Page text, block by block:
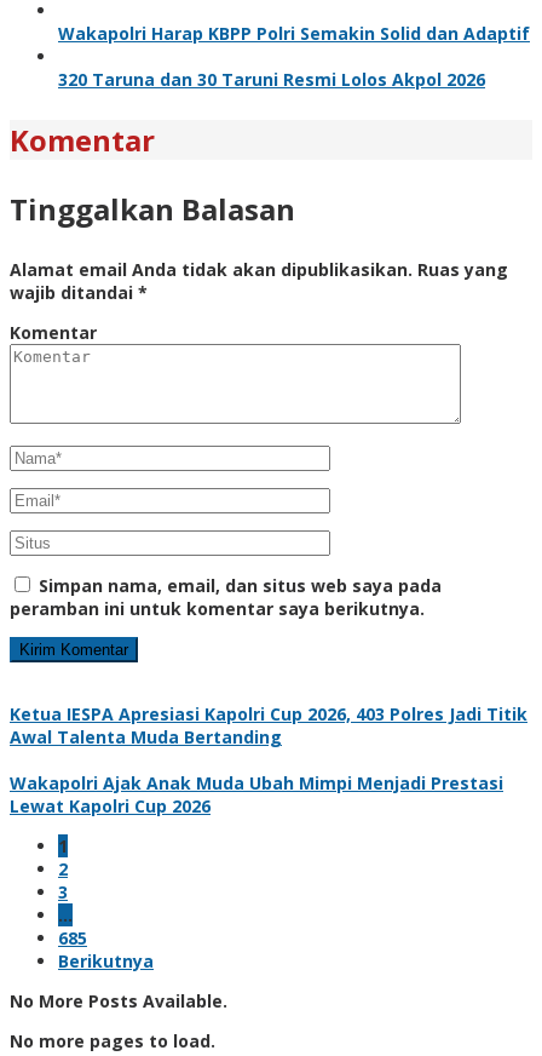
Wakapolri Harap KBPP Polri Semakin Solid dan Adaptif
320 Taruna dan 30 Taruni Resmi Lolos Akpol 2026
Komentar
Tinggalkan Balasan
Alamat email Anda tidak akan dipublikasikan. Ruas yang
wajib ditandai *
Komentar
Simpan nama, email, dan situs web saya pada
peramban ini untuk komentar saya berikutnya.
Ketua IESPA Apresiasi Kapolri Cup 2026, 403 Polres Jadi Titik
Awal Talenta Muda Bertanding
Wakapolri Ajak Anak Muda Ubah Mimpi Menjadi Prestasi
Lewat Kapolri Cup 2026
1
2
3
…
685
Berikutnya
No More Posts Available.
No more pages to load.